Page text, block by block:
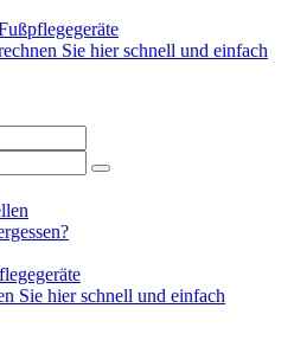
Sie hier schnell und einfach
Sie hier schnell und einfach